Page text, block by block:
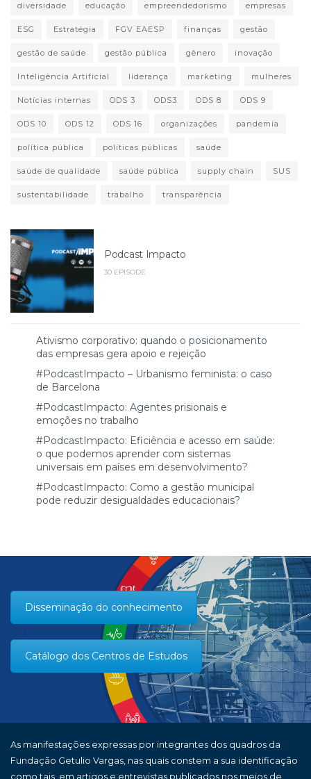
diversidade educação empreendedorismo empresas
ESG Estratégia FGV EAESP finanças gestão
gestão de saúde gestão pública gênero inovação
Inteligência Artificial liderança marketing mulheres
Notícias internas ODS 3 ODS3 ODS 8 ODS 9
ODS 10 ODS 12 ODS 16 organizações pandemia
política pública políticas públicas saúde
saúde de qualidade saúde pública supply chain SUS
sustentabilidade trabalho transparência
Podcast Impacto
30 EPISODE
Ativismo corporativo: quando o posicionamento
das empresas gera apoio e rejeição
#PodcastImpacto – Urbanismo feminista: o caso
de Barcelona
#PodcastImpacto: Agentes prisionais e
emoções no trabalho
#PodcastImpacto: Eficiência e acesso em saúde:
o que podemos aprender com sistemas
universais em países em desenvolvimento?
#PodcastImpacto: Como a gestão municipal
pode reduzir desigualdades educacionais?
Disseminação do conhecimento
Catálogo dos Centros de Estudos
As manifestações expressas por integrantes dos quadros da
Fundação Getulio Vargas, nas quais constem a sua identificação
como tais, em artigos e entrevistas publicados nos meios de